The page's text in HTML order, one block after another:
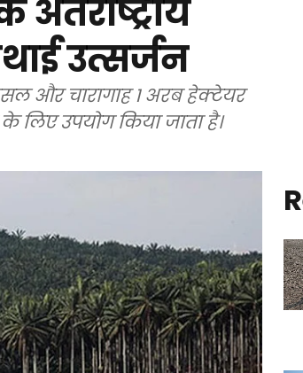
उत्सर्जन
और चारागाह 1 अरब हेक्टेयर
लिए उपयोग किया जाता है।